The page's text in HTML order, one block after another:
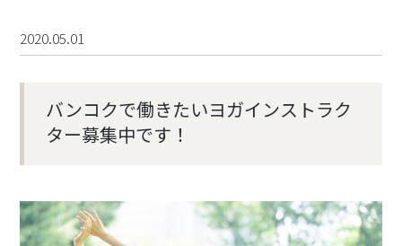
2020.05.01
バンコクで働きたいヨガインストラク
ター募集中です！